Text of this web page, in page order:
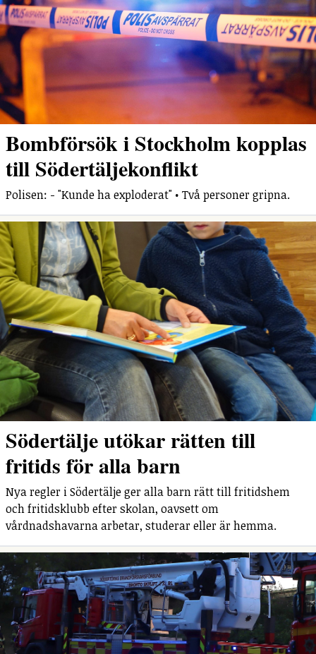
Bombförsök i Stockholm kopplas
till Södertäljekonflikt
Polisen: - "Kunde ha exploderat" • Två personer gripna.
Södertälje utökar rätten till
fritids för alla barn
Nya regler i Södertälje ger alla barn rätt till fritidshem
och fritidsklubb efter skolan, oavsett om
vårdnadshavarna arbetar, studerar eller är hemma.